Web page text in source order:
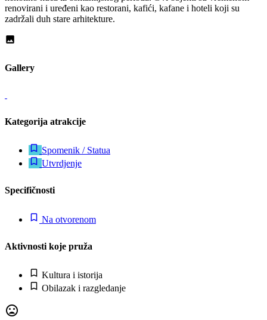
renovirani i uređeni kao restorani, kafići, kafane i hoteli koji su
zadržali duh stare arhitekture.
Gallery
Kategorija atrakcije
Spomenik / Statua
Utvrdjenje
Specifičnosti
Na otvorenom
Aktivnosti koje pruža
Kultura i istorija
Obilazak i razgledanje